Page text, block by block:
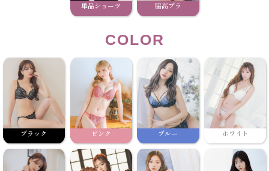
単品ショーツ 脇高ブラ
COLOR
ブラック ピンク ブルー ホワイト